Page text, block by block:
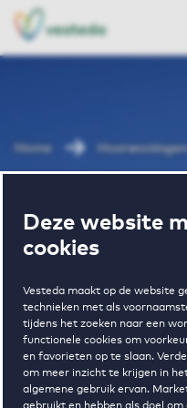
Deze website
cookies
Vesteda maakt op de website
technieken met als
tijdens het zoeken naar een
functionele cookies om
en favorieten op te slaan.
om meer inzicht te krijgen in
algemene gebruik ervan.
NL
EN
Home